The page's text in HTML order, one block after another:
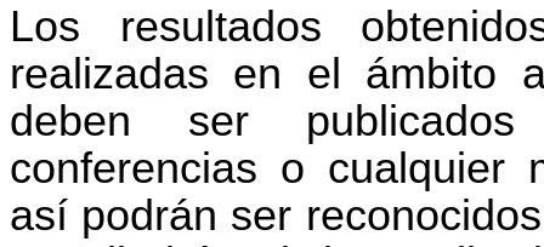
Los resultados
realizadas en el ámbito
deben ser
conferencias o cualquier
así podrán ser